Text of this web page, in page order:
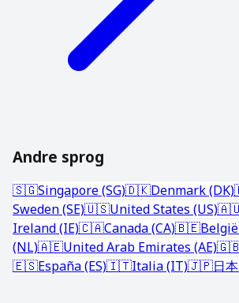
Andre sprog
🇸🇬Singapore (SG)🇩🇰Denmark (DK)
Sweden (SE)🇺🇸United States (US)
Ireland (IE)🇨🇦Canada (CA)🇧🇪
(NL)🇦🇪United Arab Emirates (AE)
🇪🇸España (ES)🇮🇹Italia (IT)🇯🇵日